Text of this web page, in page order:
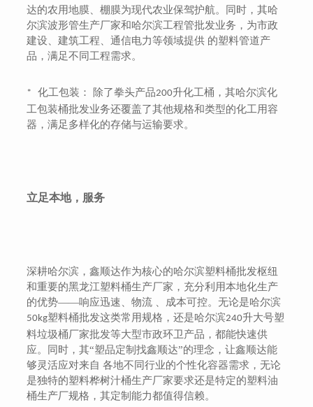
达的农用地膜、棚膜为现代农业保驾护航。同时，其哈
尔滨波形管生产厂家和哈尔滨工程管批发业务，为市政
建设、建筑工程、通信电力等领域提供 的塑料管道产
品，满足不同工程需求。
*化工包装： 除了拳头产品200升化工桶，其哈尔滨化
工包装桶批发业务还覆盖了其他规格和类型的化工用容
器，满足多样化的存储与运输要求。
立足本地，服务
深耕哈尔滨，鑫顺达作为核心的哈尔滨塑料桶批发枢纽
和重要的黑龙江塑料桶生产厂家，充分利用本地化生产
的优势——响应迅速、物流 、成本可控。无论是哈尔滨
50kg塑料桶批发这类常用规格，还是哈尔滨240升大号塑
料垃圾桶厂家批发等大型市政环卫产品，都能快速供
应。同时，其“塑品定制找鑫顺达”的理念，让鑫顺达能
够灵活应对来自 各地不同行业的个性化容器需求，无论
是独特的塑料桦树汁桶生产厂家要求还是特定的塑料油
桶生产厂规格，其定制能力都值得信赖。